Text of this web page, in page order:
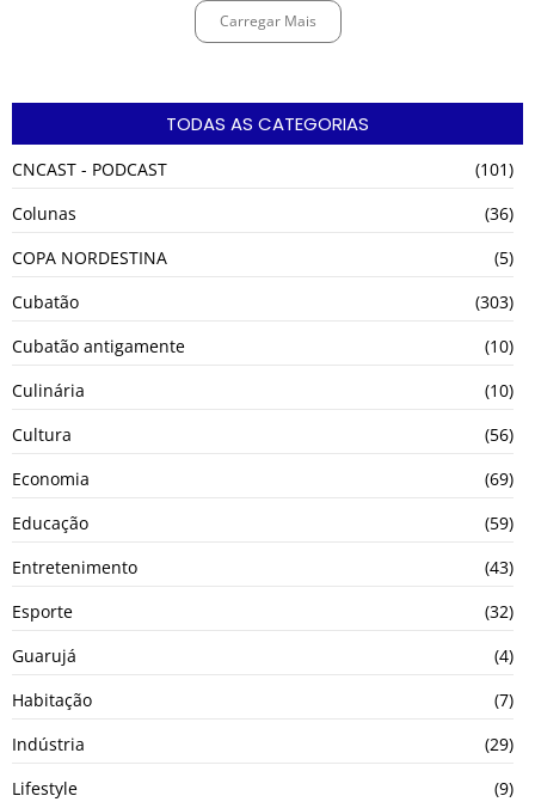
Carregar Mais
TODAS AS CATEGORIAS
CNCAST - PODCAST
(101)
Colunas
(36)
COPA NORDESTINA
(5)
Cubatão
(303)
Cubatão antigamente
(10)
Culinária
(10)
Cultura
(56)
Economia
(69)
Educação
(59)
Entretenimento
(43)
Esporte
(32)
Guarujá
(4)
Habitação
(7)
Indústria
(29)
Lifestyle
(9)